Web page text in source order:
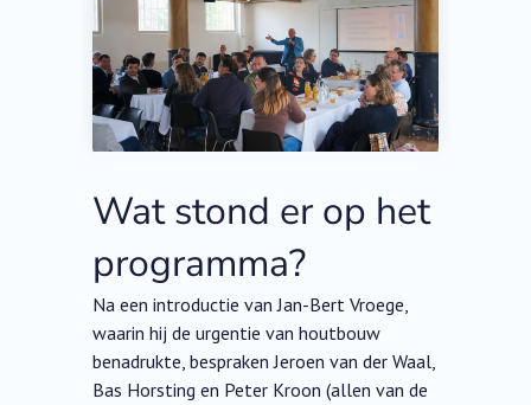
Wat stond er op het
programma?
Na een introductie van Jan-Bert Vroege,
waarin hij de urgentie van houtbouw
benadrukte, bespraken Jeroen van der Waal,
Bas Horsting en Peter Kroon (allen van de